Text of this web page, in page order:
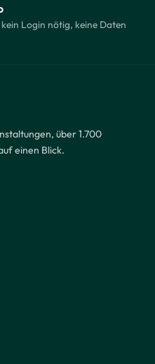
Login nötig, keine Daten
über 1.700
einen Blick.